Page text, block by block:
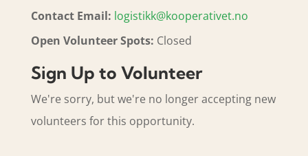
Contact Email: logistikk@kooperativet.no
Open Volunteer Spots: Closed
Sign Up to Volunteer
We're sorry, but we're no longer accepting new
volunteers for this opportunity.